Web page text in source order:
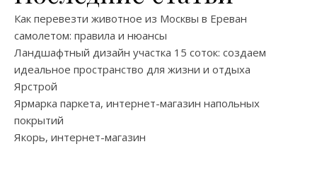
Как перевезти животное из Москвы в Ереван
самолетом: правила и нюансы
Ландшафтный дизайн участка 15 соток: создаем
идеальное пространство для жизни и отдыха
Ярстрой
Ярмарка паркета, интернет-магазин напольных
покрытий
Якорь, интернет-магазин